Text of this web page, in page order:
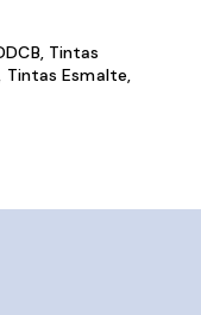
, Tintas
Tintas Esmalte,